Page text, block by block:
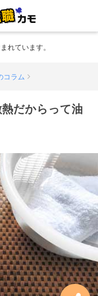
れています。
コラム
だからって油